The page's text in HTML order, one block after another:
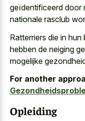
geïdentificeerd door
nationale rasclub
Ratterriers die in
hebben de neiging
mogelijke
For another
Opleiding